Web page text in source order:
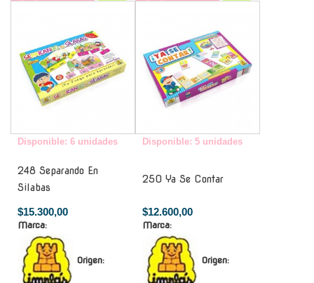
Disponible: 6 unidades
248 Separando En
Silabas
$15.300,00
Marca:
Origen:
Disponible: 5 unidades
250 Ya Se Contar
$12.600,00
Marca:
Origen: